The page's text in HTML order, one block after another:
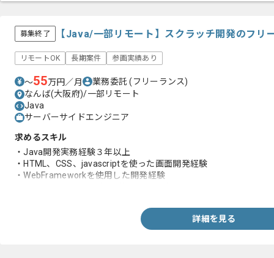
募集終了 【Java/一部リモート】スクラッチ開発のフリ
リモートOK 長期案件 参画実績あり
〜55万円／月 業務委託(フリーランス)
なんば(大阪府)/一部リモート
Java
サーバーサイドエンジニア
求めるスキル
・Java開発実務経験３年以上
・HTML、CSS、javascriptを使った画面開発経験
・WebFrameworkを使用した開発経験
詳細を見る